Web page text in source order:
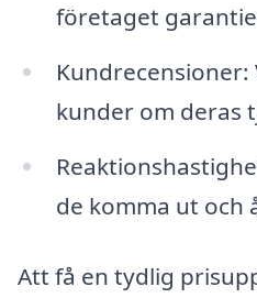
företaget
Kundrecensioner:
kunder om deras
de komma ut och
Att få en tydlig